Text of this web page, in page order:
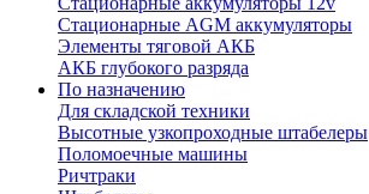
Стационарные AGM аккумуляторы
Элементы тяговой АКБ
АКБ глубокого разряда
По назначению
Для складской техники
Высотные узкопроходные штабелеры
Поломоечные машины
Ричтраки